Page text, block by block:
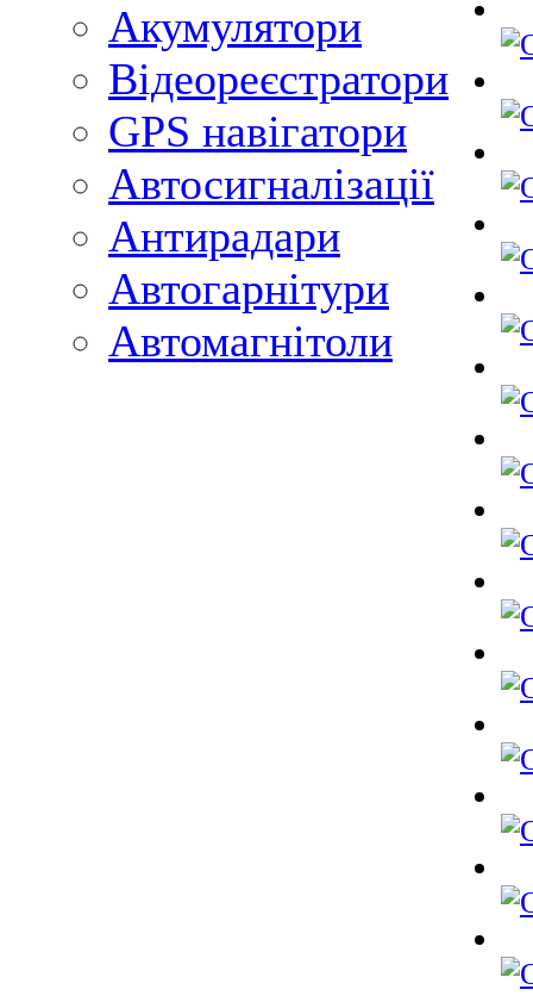
Акумулятори
Відеореєстратори
GPS навігатори
Автосигналізації
Антирадари
Автогарнітури
Автомагнітоли